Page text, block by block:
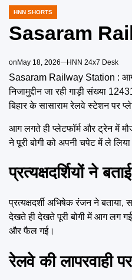
POSTED
HNN SHORTS
Sasaram
onMay 18, 2026 HNN 24x7 Desk
Sasaram Railway Station : आग
निजामुद्दीन जा रही गाड़ी संख्या
बिहार के सासाराम रेलवे स्टेशन पर
आग लगते ही प्लेटफॉर्म और ट्रेन में
ने पूरी बोगी को अपनी चपेट में ले
प्रत्यक्षदर्शियों ने
प्रत्यक्षदर्शी अभिषेक रंजन ने
देखते ही देखते पूरी बोगी में आग लग
और फैल गई।
रेलवे की लापरवाही